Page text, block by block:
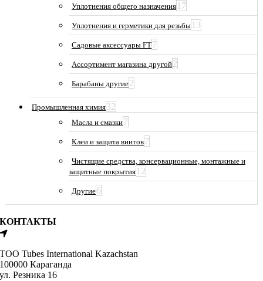
Уплотнения общего назначения 17
Уплотнения и герметики для резьбы 13
Садовые аксессуары FT7
Ассортимент магазина другой2
Барабаны другие2
Промышленная химия32
Масла и смазки7
Клеи и защита винтов7
Чистящие средства, консервационные, монтажные и
защитные покрытия 12
Другие6
КОНТАКТЫ
ТОО Tubes International Kazachstan
100000 Караганда
ул. Резника 16